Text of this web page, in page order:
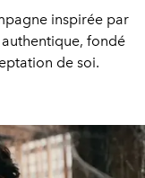
inspirée par
fondé
de soi.